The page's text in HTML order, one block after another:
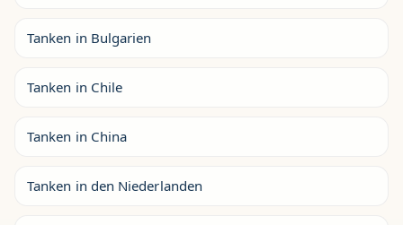
Tanken in Bulgarien
Tanken in Chile
Tanken in China
Tanken in den Niederlanden